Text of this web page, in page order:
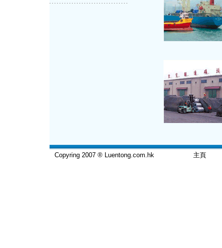
Copyring 2007 ® Luentong.com.hk 主頁